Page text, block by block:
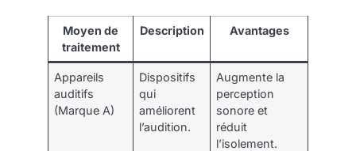
Moyen de
traitement
Description Avantages
Appareils
auditifs
(Marque A)
Dispositifs
qui
améliorent
l’audition.
Augmente la
perception
sonore et
réduit
l’isolement.